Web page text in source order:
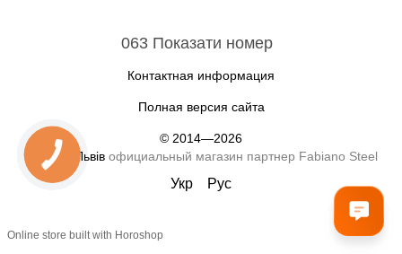
063 Показати номер
Контактная информация
Полная версия сайта
© 2014—2026
Fabiano Львів официальный магазин партнер Fabiano Steel
Укр Рус
Online store built with Horoshop